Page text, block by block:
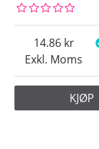
Exkl. Moms
14.86
KJØP